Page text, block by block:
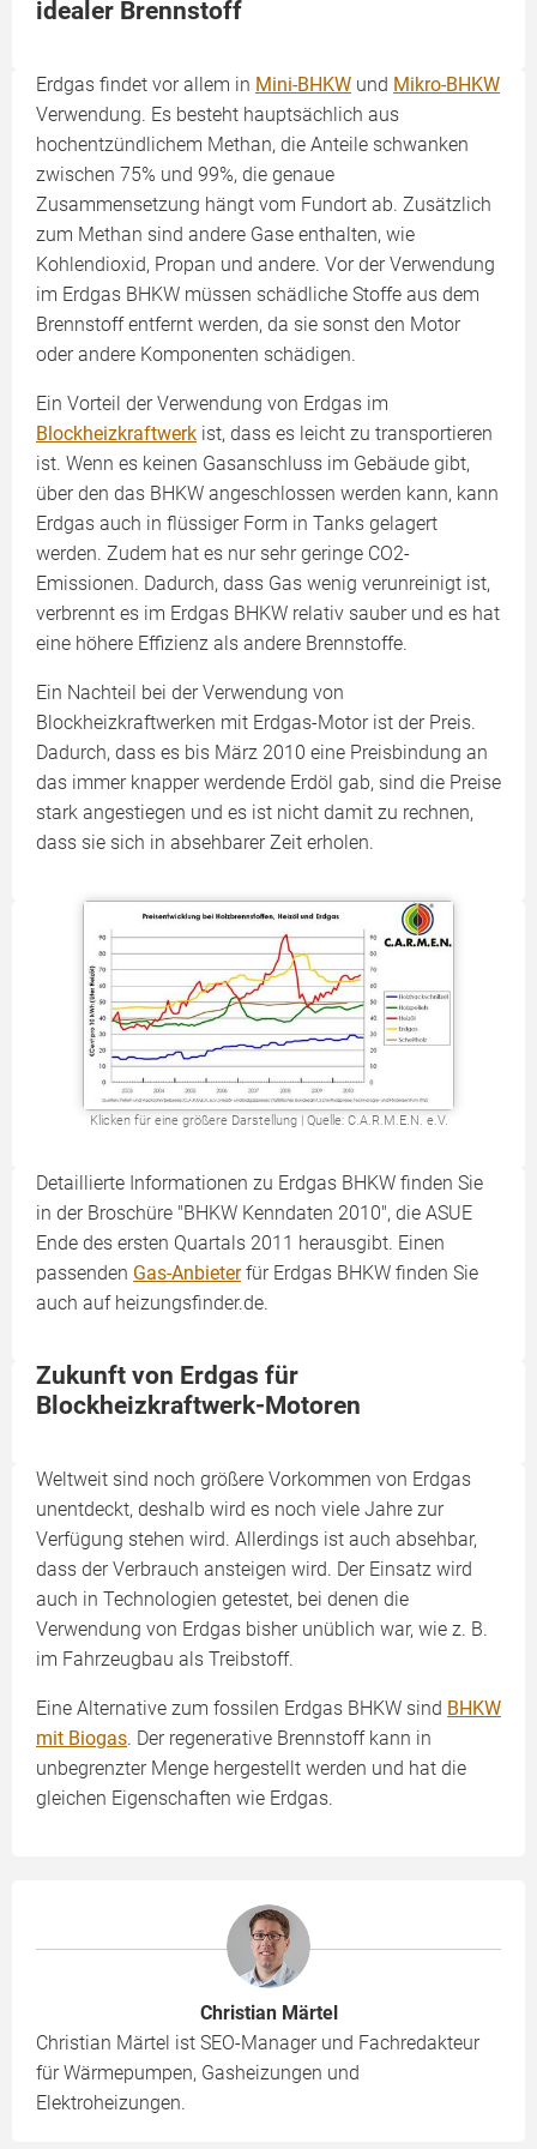
idealer Brennstoff
Erdgas findet vor allem in Mini-BHKW und Mikro-BHKW
Verwendung. Es besteht hauptsächlich aus
hochentzündlichem Methan, die Anteile schwanken
zwischen 75% und 99%, die genaue
Zusammensetzung hängt vom Fundort ab. Zusätzlich
zum Methan sind andere Gase enthalten, wie
Kohlendioxid, Propan und andere. Vor der Verwendung
im Erdgas BHKW müssen schädliche Stoffe aus dem
Brennstoff entfernt werden, da sie sonst den Motor
oder andere Komponenten schädigen.
Ein Vorteil der Verwendung von Erdgas im
Blockheizkraftwerk ist, dass es leicht zu transportieren
ist. Wenn es keinen Gasanschluss im Gebäude gibt,
über den das BHKW angeschlossen werden kann, kann
Erdgas auch in flüssiger Form in Tanks gelagert
werden. Zudem hat es nur sehr geringe CO2-
Emissionen. Dadurch, dass Gas wenig verunreinigt ist,
verbrennt es im Erdgas BHKW relativ sauber und es hat
eine höhere Effizienz als andere Brennstoffe.
Ein Nachteil bei der Verwendung von
Blockheizkraftwerken mit Erdgas-Motor ist der Preis.
Dadurch, dass es bis März 2010 eine Preisbindung an
das immer knapper werdende Erdöl gab, sind die Preise
stark angestiegen und es ist nicht damit zu rechnen,
dass sie sich in absehbarer Zeit erholen.
Klicken für eine größere Darstellung | Quelle: C.A.R.M.E.N. e.V.
Detaillierte Informationen zu Erdgas BHKW finden Sie
in der Broschüre "BHKW Kenndaten 2010", die ASUE
Ende des ersten Quartals 2011 herausgibt. Einen
passenden Gas-Anbieterfür Erdgas BHKW finden Sie
auch auf heizungsfinder.de.
Zukunft von Erdgas für
Blockheizkraftwerk-Motoren
Weltweit sind noch größere Vorkommen von Erdgas
unentdeckt, deshalb wird es noch viele Jahre zur
Verfügung stehen wird. Allerdings ist auch absehbar,
dass der Verbrauch ansteigen wird. Der Einsatz wird
auch in Technologien getestet, bei denen die
Verwendung von Erdgas bisher unüblich war, wie z. B.
im Fahrzeugbau als Treibstoff.
Eine Alternative zum fossilen Erdgas BHKW sind BHKW
mit Biogas. Der regenerative Brennstoff kann in
unbegrenzter Menge hergestellt werden und hat die
gleichen Eigenschaften wie Erdgas.
Christian Märtel
Christian Märtel ist SEO-Manager und Fachredakteur
für Wärmepumpen, Gasheizungen und
Elektroheizungen.